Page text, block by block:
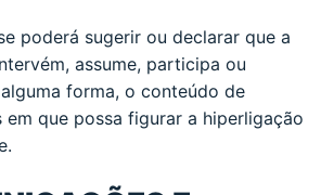
poderá sugerir ou declarar que a
assume, participa ou
forma, o conteúdo de
que possa figurar a hiperligação